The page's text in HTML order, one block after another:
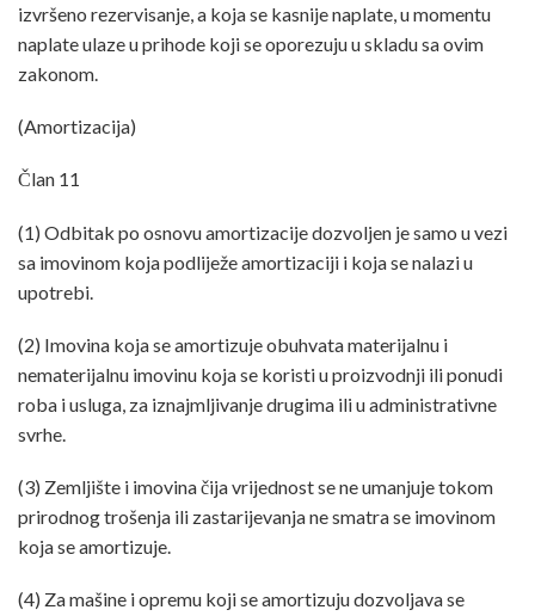
izvršeno rezervisanje, a koja se kasnije naplate, u momentu
naplate ulaze u prihode koji se oporezuju u skladu sa ovim
zakonom.
(Amortizacija)
Član 11
(1) Odbitak po osnovu amortizacije dozvoljen je samo u vezi
sa imovinom koja podliježe amortizaciji i koja se nalazi u
upotrebi.
(2) Imovina koja se amortizuje obuhvata materijalnu i
nematerijalnu imovinu koja se koristi u proizvodnji ili ponudi
roba i usluga, za iznajmljivanje drugima ili u administrativne
svrhe.
(3) Zemljište i imovina čija vrijednost se ne umanjuje tokom
prirodnog trošenja ili zastarijevanja ne smatra se imovinom
koja se amortizuje.
(4) Za mašine i opremu koji se amortizuju dozvoljava se